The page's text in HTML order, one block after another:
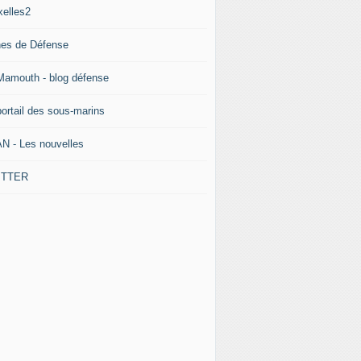
de Défense
- blog défense
des sous-marins
- Les nouvelles